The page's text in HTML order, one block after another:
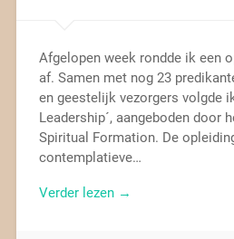
Afgelopen week rondde ik een
af. Samen met nog 23
en geestelijk vezorgers volgde
Leadership´, aangeboden door
Spiritual Formation. De
contemplatieve…
Verder lezen →